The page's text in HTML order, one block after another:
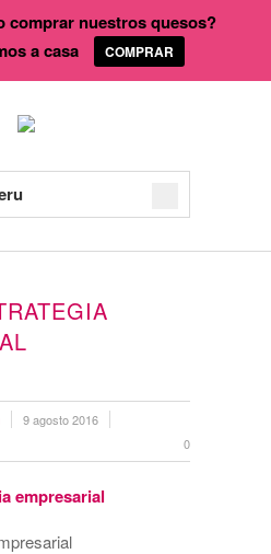
9 agosto 2016
0
comprar nuestros quesos?
a casa
COMPRAR